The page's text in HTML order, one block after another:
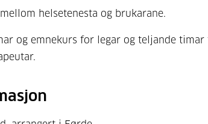
helsetenesta og brukarane.
og emnekurs for legar og teljande timar